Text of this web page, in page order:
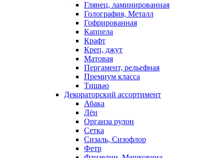
Глянец, ламинированная
Голография, Металл
Гофрированная
Каппела
Крафт
Креп, джут
Матовая
Пергамент, рельефная
Премиум класса
Тишью
Декораторский ассортимент
Абака
Лён
Органза рулон
Сетка
Сизаль, Сизофлор
Фетр